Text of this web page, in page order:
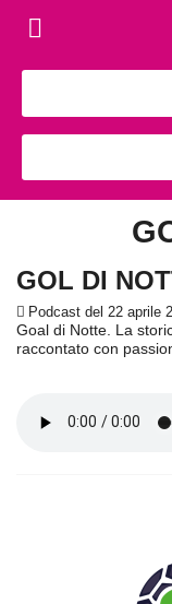
GOL DI
Podcast del 22 aprile
Goal di Notte. La
raccontato con